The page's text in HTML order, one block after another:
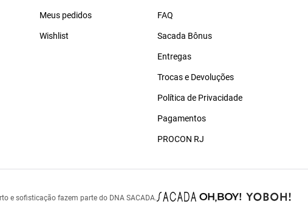
Meus pedidos
Wishlist
FAQ
Sacada Bônus
Entregas
Trocas e Devoluções
Política de Privacidade
Pagamentos
PROCON RJ
e sofisticação fazem parte do DNA SACADA.